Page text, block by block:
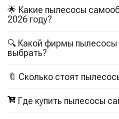
🌟 Какие пылесосы
2026 году?
🔍 Какой фирмы
выбрать?
🔖 Сколько стоят
Где купить пылесосы